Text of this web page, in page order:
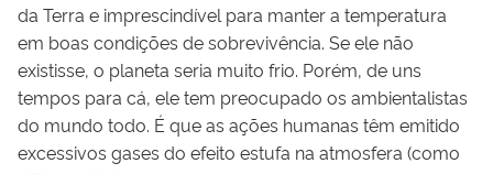
da Terra e imprescindível para manter a temperatura
em boas condições de sobrevivência. Se ele não
existisse, o planeta seria muito frio. Porém, de uns
tempos para cá, ele tem preocupado os ambientalistas
do mundo todo. É que as ações humanas têm emitido
excessivos gases do efeito estufa na atmosfera (como